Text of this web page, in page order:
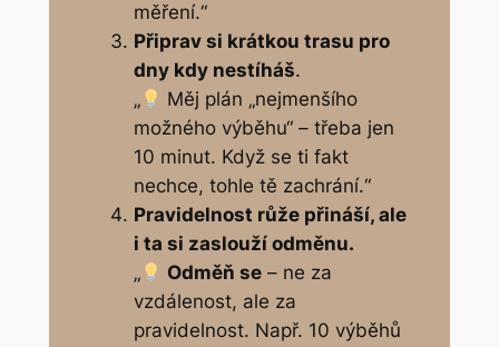
měření.“
Připrav si krátkou trasu pro
dny kdy nestíháš.
„
Měj plán „nejmenšího
možného výběhu“ – třeba jen
10 minut. Když se ti fakt
nechce, tohle tě zachrání.“
Pravidelnost růže přináší, ale
i ta si zaslouží odměnu.
„
Odměň se– ne za
vzdálenost, ale za
pravidelnost. Např. 10 výběhů